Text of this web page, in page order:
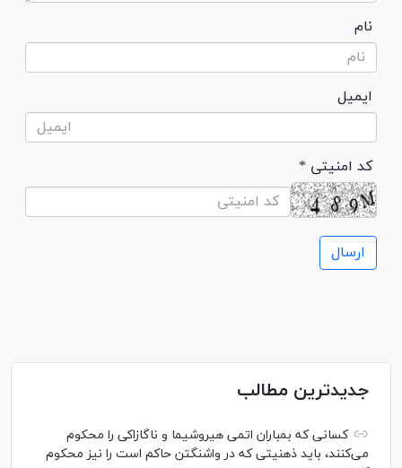
نام
ایمیل
* کد امنیتی
جدیدترین مطالب
کسانی که بمباران اتمی هیروشیما و ناگازاکی را محکوم
می‌کنند، باید ذهنیتی که در واشنگتن حاکم است را نیز محکوم